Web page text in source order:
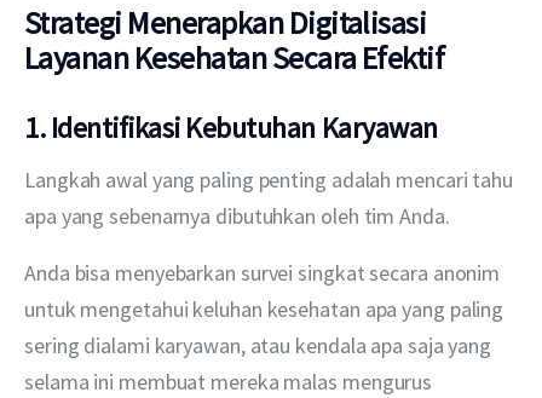
Strategi Menerapkan Digitalisasi
Layanan Kesehatan Secara Efektif
1. Identifikasi Kebutuhan Karyawan
Langkah awal yang paling penting adalah mencari tahu
apa yang sebenarnya dibutuhkan oleh tim Anda.
Anda bisa menyebarkan survei singkat secara anonim
untuk mengetahui keluhan kesehatan apa yang paling
sering dialami karyawan, atau kendala apa saja yang
selama ini membuat mereka malas mengurus